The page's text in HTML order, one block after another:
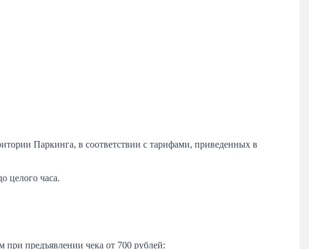
Паркинга, в соответствии с тарифами, приведенных в
целого часа.
при предъявлении чека от 700 рублей: